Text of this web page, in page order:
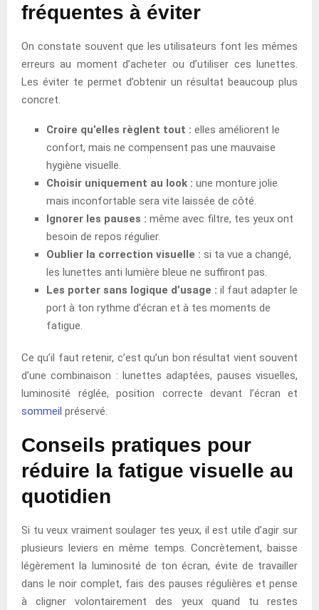
fréquentes à éviter
On constate souvent que les utilisateurs font les mêmes
erreurs au moment d’acheter ou d’utiliser ces lunettes.
Les éviter te permet d’obtenir un résultat beaucoup plus
concret.
Croire qu’elles règlent tout : elles améliorent le
confort, mais ne compensent pas une mauvaise
hygiène visuelle.
Choisir uniquement au look : une monture jolie
mais inconfortable sera vite laissée de côté.
Ignorer les pauses : même avec filtre, tes yeux ont
besoin de repos régulier.
Oublier la correction visuelle : si ta vue a changé,
les lunettes anti lumière bleue ne suffiront pas.
Les porter sans logique d’usage : il faut adapter le
port à ton rythme d’écran et à tes moments de
fatigue.
Ce qu’il faut retenir, c’est qu’un bon résultat vient souvent
d’une combinaison : lunettes adaptées, pauses visuelles,
luminosité réglée, position correcte devant l’écran et
sommeil préservé.
Conseils pratiques pour
réduire la fatigue visuelle au
quotidien
Si tu veux vraiment soulager tes yeux, il est utile d’agir sur
plusieurs leviers en même temps. Concrètement, baisse
légèrement la luminosité de ton écran, évite de travailler
dans le noir complet, fais des pauses régulières et pense
à cligner volontairement des yeux quand tu restes